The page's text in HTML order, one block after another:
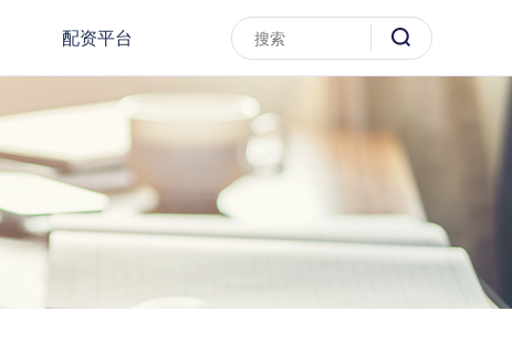
配资平台